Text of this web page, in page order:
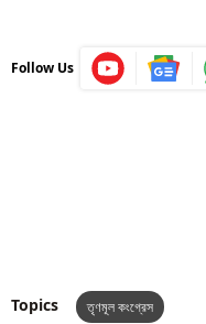
Follow Us
Topics তৃণমূল কংগ্রেস